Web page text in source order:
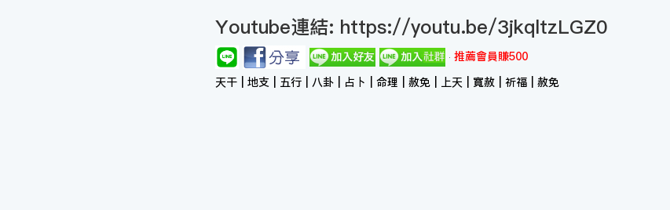
Youtube連結: https://youtu.be/3jkqltzLGZ0
推薦會員賺500
天干 | 地支 | 五行 | 八卦 | 占卜 | 命理 | 赦免 | 上天 | 寬赦 | 祈福 | 赦免